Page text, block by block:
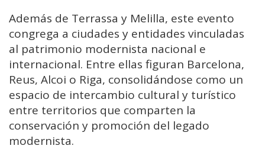
Además de Terrassa y Melilla, este evento
congrega a ciudades y entidades vinculadas
al patrimonio modernista nacional e
internacional. Entre ellas figuran Barcelona,
Reus, Alcoi o Riga, consolidándose como un
espacio de intercambio cultural y turístico
entre territorios que comparten la
conservación y promoción del legado
modernista.